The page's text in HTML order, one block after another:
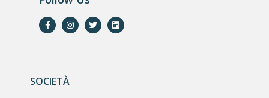
SOCIETÀ